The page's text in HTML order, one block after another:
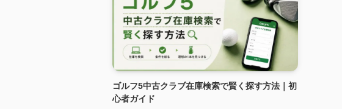
ゴルフ5中古クラブ在庫検索で賢く探す方法｜初
心者ガイド